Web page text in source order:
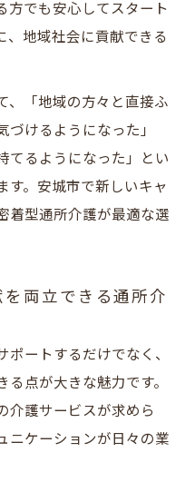
介護員としての役割
介護員の仕事
密着型通所介護求人
未経験者が成長でき
人で新しいキャリア
る求人の魅力
市の人々と深いつな
方でも安心してスタート
、地域社会に貢献できる
、「地域の方々と直接ふ
けるようになった」
てるようになった」とい
す。安城市で新しいキャ
着型通所介護が最適な選
両立できる通所介
ートするだけでなく、
点が大きな魅力です。
介護サービスが求めら
ニケーションが日々の業